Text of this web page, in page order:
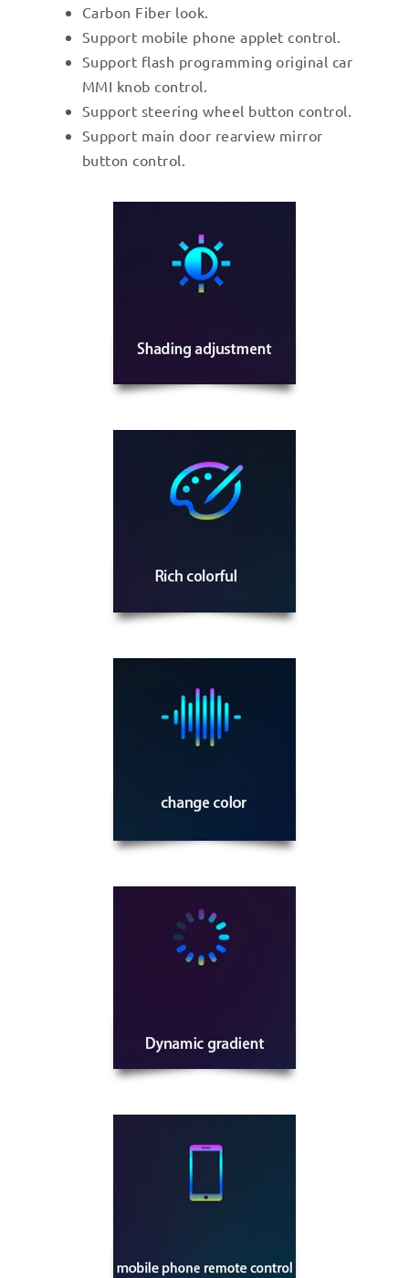
Carbon Fiber look.
Support mobile phone applet control.
Support flash programming original car
MMI knob control.
Support steering wheel button control.
Support main door rearview mirror
button control.